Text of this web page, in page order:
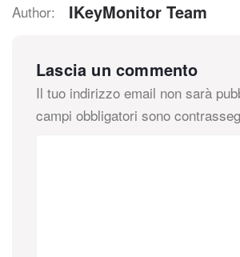
Author:
IKeyMonitor Team
Lascia un commento
Il tuo indirizzo email non sarà
campi obbligatori sono